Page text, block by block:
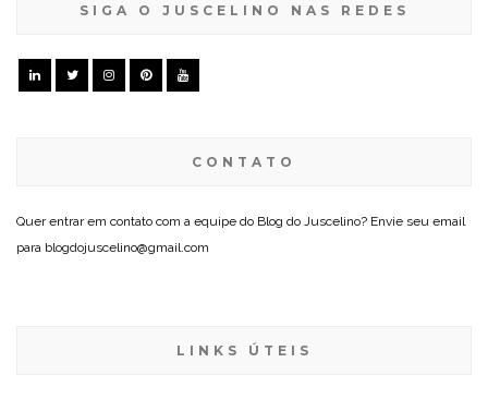
SIGA O JUSCELINO NAS REDES
CONTATO
Quer entrar em contato com a equipe do Blog do Juscelino? Envie seu email
para blogdojuscelino@gmail.com
LINKS ÚTEIS